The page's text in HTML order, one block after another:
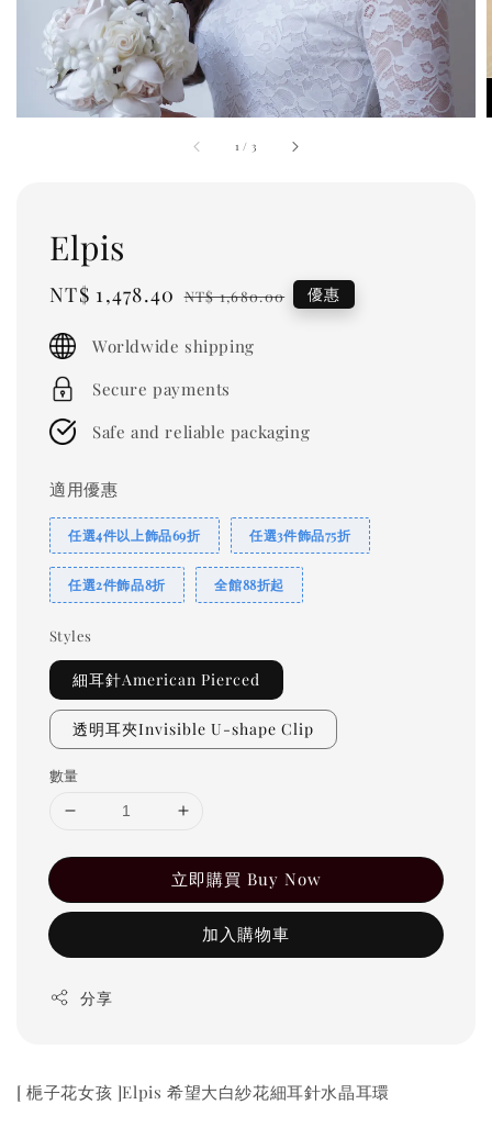
1 / 3
Elpis
Sale
NT$ 1,478.40 Regular
NT$ 1,680.00 優惠
Worldwide shipping
Secure payments
Safe and reliable packaging
適用優惠
任選4件以上飾品69折 任選3件飾品75折
任選2件飾品8折 全館88折起
Styles
細耳針American Pierced
透明耳夾Invisible U-shape Clip
數量
立即購買 Buy Now
加入購物車
分享
[ 梔子花女孩 ]Elpis 希望大白紗花細耳針水晶耳環